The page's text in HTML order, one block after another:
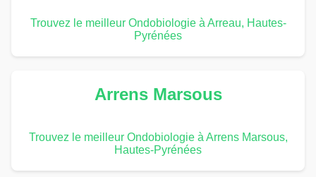
Trouvez le meilleur Ondobiologie à Arreau, Hautes-
Pyrénées
Arrens Marsous
Trouvez le meilleur Ondobiologie à Arrens Marsous,
Hautes-Pyrénées